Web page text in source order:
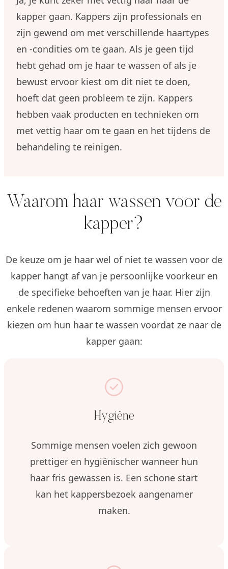
kapper gaan. Kappers zijn professionals en
zijn gewend om met verschillende haartypes
en -condities om te gaan. Als je geen tijd
hebt gehad om je haar te wassen of als je
bewust ervoor kiest om dit niet te doen,
hoeft dat geen probleem te zijn. Kappers
hebben vaak producten en technieken om
met vettig haar om te gaan en het tijdens de
behandeling te reinigen.
Waarom haar wassen voor de
kapper?
De keuze om je haar wel of niet te wassen voor de
kapper hangt af van je persoonlijke voorkeur en
de specifieke behoeften van je haar. Hier zijn
enkele redenen waarom sommige mensen ervoor
kiezen om hun haar te wassen voordat ze naar de
kapper gaan:
Hygiëne
Sommige mensen voelen zich gewoon
prettiger en hygiënischer wanneer hun
haar fris gewassen is. Een schone start
kan het kappersbezoek aangenamer
maken.